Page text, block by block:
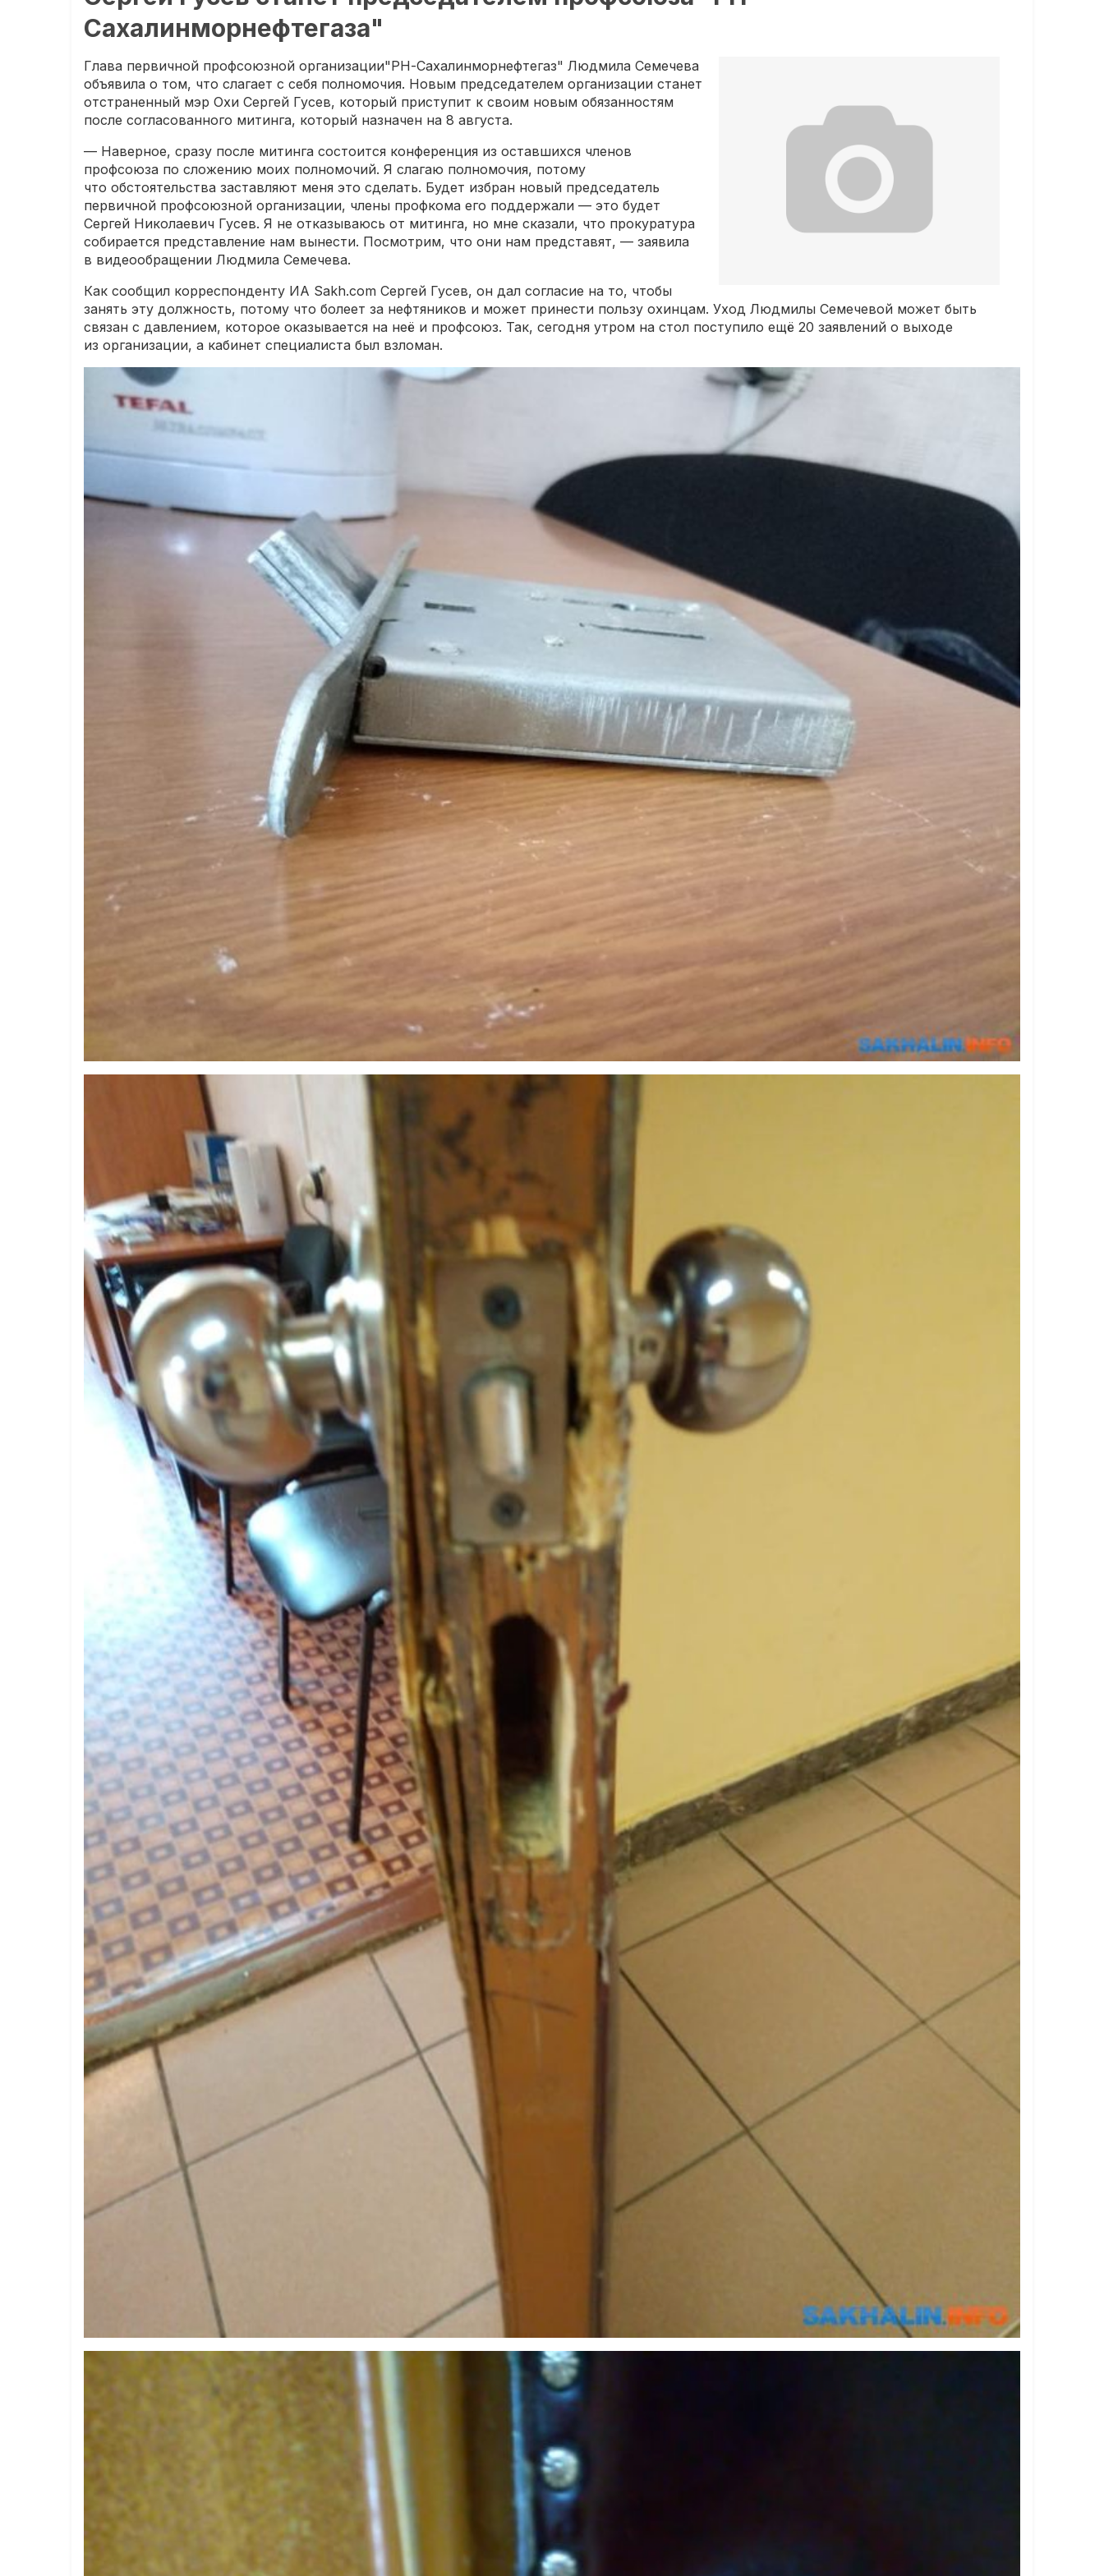
Сахалинморнефтегаза"
Глава первичной профсоюзной организации"РН-Сахалинморнефтегаз" Людмила Семечева
объявила о том, что слагает с себя полномочия. Новым председателем организации станет
отстраненный мэр Охи Сергей Гусев, который приступит к своим новым обязанностям
после согласованного митинга, который назначен на 8 августа.
— Наверное, сразу после митинга состоится конференция из оставшихся членов
профсоюза по сложению моих полномочий. Я слагаю полномочия, потому
что обстоятельства заставляют меня это сделать. Будет избран новый председатель
первичной профсоюзной организации, члены профкома его поддержали — это будет
Сергей Николаевич Гусев. Я не отказываюсь от митинга, но мне сказали, что прокуратура
собирается представление нам вынести. Посмотрим, что они нам представят, — заявила
в видеообращении Людмила Семечева.
Как сообщил корреспонденту ИА Sakh.com Сергей Гусев, он дал согласие на то, чтобы
занять эту должность, потому что болеет за нефтяников и может принести пользу охинцам. Уход Людмилы Семечевой может быть
связан с давлением, которое оказывается на неё и профсоюз. Так, сегодня утром на стол поступило ещё 20 заявлений о выходе
из организации, а кабинет специалиста был взломан.